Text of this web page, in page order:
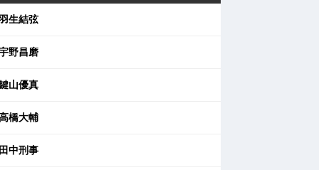
生結弦
野昌磨
山優真
橋大輔
中刑事